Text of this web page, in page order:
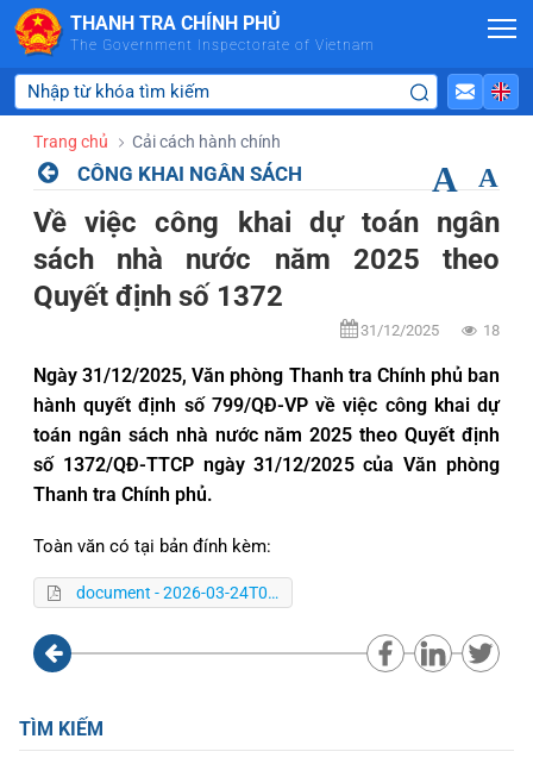
Skip to Main Content
THANH TRA CHÍNH PHỦ
The Government Inspectorate of Vietnam
Trang chủ Cải cách hành chính
CÔNG KHAI NGÂN SÁCH A A
Về việc công khai dự toán ngân
sách nhà nước năm 2025 theo
Quyết định số 1372
31/12/2025 18
Ngày 31/12/2025, Văn phòng Thanh tra Chính phủ ban
hành quyết định số 799/QĐ-VP về việc công khai dự
toán ngân sách nhà nước năm 2025 theo Quyết định
số 1372/QĐ-TTCP ngày 31/12/2025 của Văn phòng
Thanh tra Chính phủ.
Toàn văn có tại bản đính kèm:
document - 2026-03-24T053254.531.pdf
TÌM KIẾM